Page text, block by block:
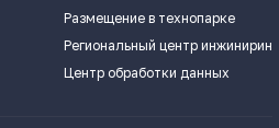
Размещение в технопарке
Региональный центр инжиниринга
Центр обработки данных